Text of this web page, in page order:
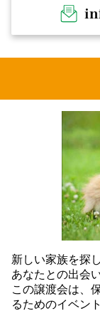
新しい家族を探
あなたとの出会
この譲渡会は、
るためのイベン